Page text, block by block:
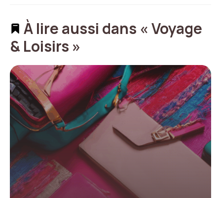
À lire aussi dans « Voyage
& Loisirs »